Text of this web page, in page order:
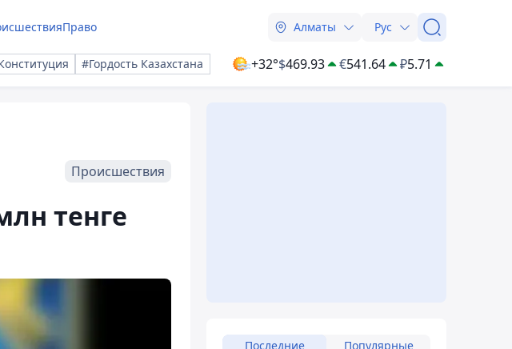
Право Алматы Рус
#Гордость Казахстана +32°$469.93 €541.64 ₽5.71
Происшествия
тенге
Последние Популярные